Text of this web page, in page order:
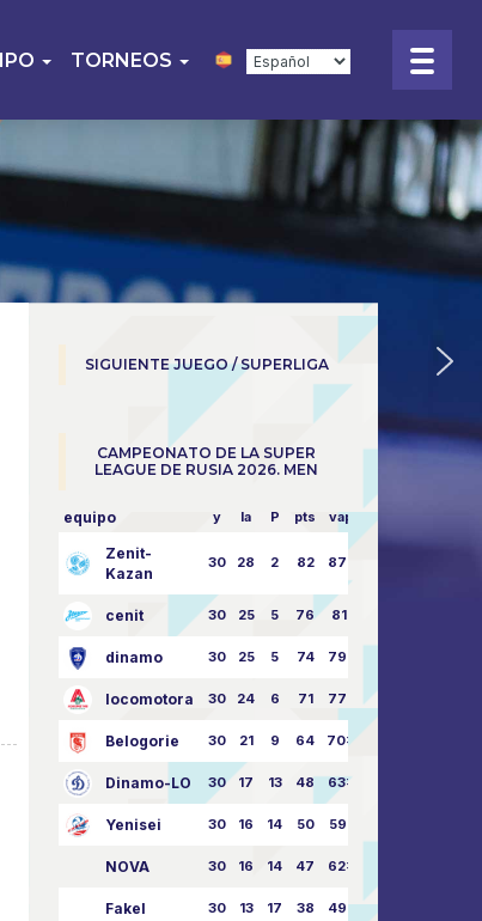
TORNEOS
SIGUIENTE JUEGO / SUPERLIGA
CAMPEONATO DE LA SUPER
LEAGUE DE RUSIA 2026. MEN
equipo y la P pts vapor
Zenit-
Kazan
30 28 2 82 87:24
cenit 30 25 5 76 81:21
dinamo 30 25 5 74 79:26
locomotora 30 24 6 71 77:33
Belogorie 30 21 9 64 70:40
Dinamo-LO 30 17 13 48 63:57
Yenisei 30 16 14 50 59:53
NOVA 30 16 14 47 62:58
Fakel 30 13 17 38 49:62